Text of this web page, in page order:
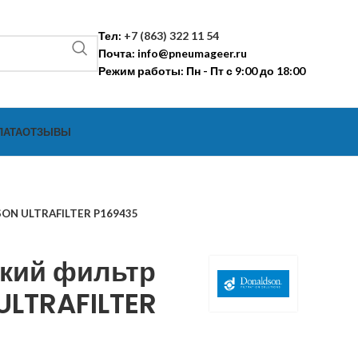
Тел: +7 (863) 322 11 54
Почта: info@pneumageer.ru
Режим работы: Пн - Пт с 9:00 до 18:00
ОТЗЫВЫ
ULTRAFILTER P169435
фильтр